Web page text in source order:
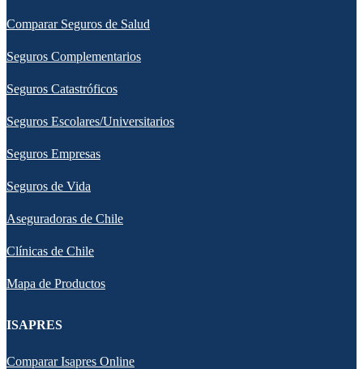
Comparar Seguros de Salud
Seguros Complementarios
Seguros Catastróficos
Seguros Escolares/Universitarios
Seguros Empresas
Seguros de Vida
Aseguradoras de Chile
Clínicas de Chile
Mapa de Productos
ISAPRES
Comparar Isapres Online